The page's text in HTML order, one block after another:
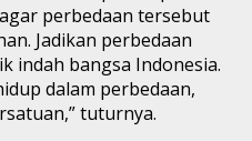
perbedaan tersebut
Jadikan perbedaan
indah bangsa Indonesia.
dalam perbedaan,
tuturnya.